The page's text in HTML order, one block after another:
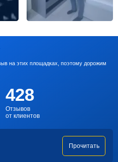
на этих площадках, поэтому дорожим
428
Отзывов
от клиентов
Прочитать